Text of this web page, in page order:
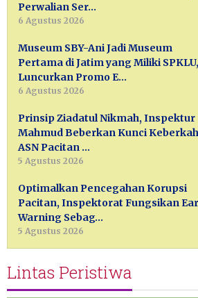
Perwalian Ser…
6 Agustus 2026
Museum SBY-Ani Jadi Museum
Pertama di Jatim yang Miliki SPKLU,
Luncurkan Promo E…
6 Agustus 2026
Prinsip Ziadatul Nikmah, Inspektur
Mahmud Beberkan Kunci
ASN Pacitan …
5 Agustus 2026
Optimalkan Pencegahan Korupsi
Pacitan, Inspektorat Fungsikan
Warning Sebag…
5 Agustus 2026
Lintas Peristiwa